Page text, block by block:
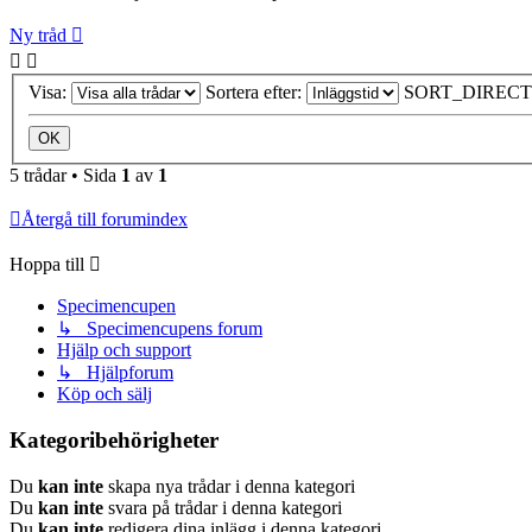
Ny tråd
Visa: Sortera efter:
5 trådar • Sida 1 av 1
Återgå till forumindex
Hoppa till
Specimencupen
↳ Specimencupens forum
Hjälp och support
↳ Hjälpforum
Köp och sälj
Kategoribehörigheter
Du kan inte skapa nya trådar i denna kategori
Du kan inte svara på trådar i denna kategori